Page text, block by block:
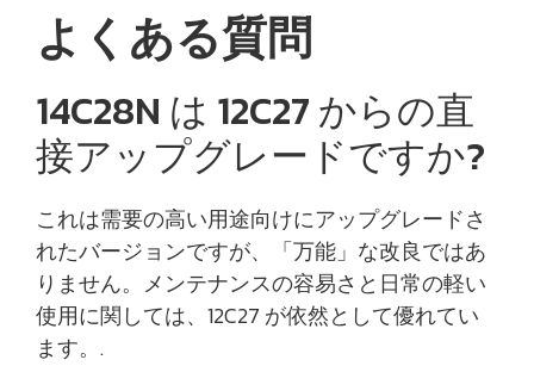
よくある質問
14C28N は 12C27 からの直
接アップグレードですか?
これは需要の高い用途向けにアップグレードさ
れたバージョンですが、「万能」な改良ではあ
りません。メンテナンスの容易さと日常の軽い
使用に関しては、12C27 が依然として優れてい
ます。.